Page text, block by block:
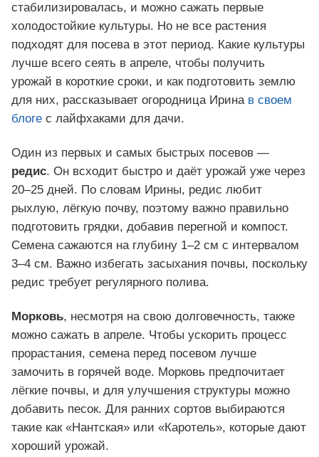
стабилизировалась, и можно сажать первые
холодостойкие культуры. Но не все растения
подходят для посева в этот период. Какие культуры
лучше всего сеять в апреле, чтобы получить
урожай в короткие сроки, и как подготовить землю
для них, рассказывает огородница Ирина в своем
блоге с лайфхаками для дачи.
Один из первых и самых быстрых посевов —
редис. Он всходит быстро и даёт урожай уже через
20–25 дней. По словам Ирины, редис любит
рыхлую, лёгкую почву, поэтому важно правильно
подготовить грядки, добавив перегной и компост.
Семена сажаются на глубину 1–2 см с интервалом
3–4 см. Важно избегать засыхания почвы, поскольку
редис требует регулярного полива.
Морковь, несмотря на свою долговечность, также
можно сажать в апреле. Чтобы ускорить процесс
прорастания, семена перед посевом лучше
замочить в горячей воде. Морковь предпочитает
лёгкие почвы, и для улучшения структуры можно
добавить песок. Для ранних сортов выбираются
такие как «Нантская» или «Каротель», которые дают
хороший урожай.